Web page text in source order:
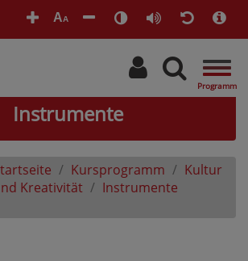
AA
Instrumente
Kursprogramm
Kultur
Kreativität
Instrumente